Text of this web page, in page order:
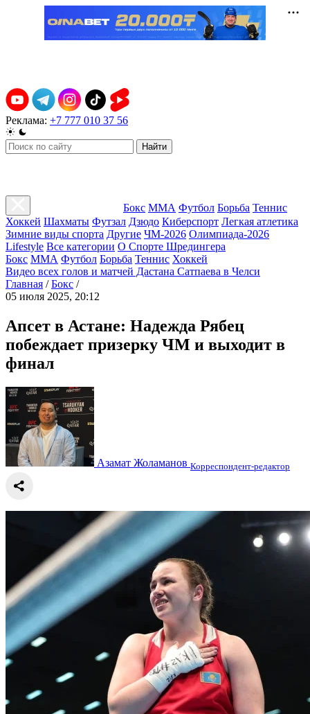
Реклама: +7 777 010 37 56
Найти
Бокс ММА Футбол Борьба Теннис
Хоккей Шахматы Футзал Дзюдо Киберспорт Легкая атлетика
Зимние виды спорта Другие ЧМ-2026 Олимпиада-2026
Lifestyle Все категории О Спорте Шредингера
Бокс ММА Футбол Борьба Теннис Хоккей
Видео всех голов и матчей Дастана Сатпаева в Челси
Главная / Бокс /
05 июля 2025, 20:12
Апсет в Астане: Надежда Рябец
побеждает призерку ЧМ и выходит в
финал
Азамат Жоламанов Корреспондент-редактор